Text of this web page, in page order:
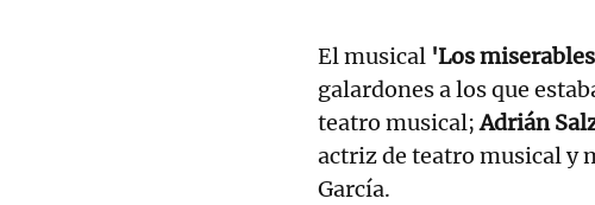
El musical 'Los
galardones a los que
teatro musical;Adrián
actriz de teatro musical y
García.